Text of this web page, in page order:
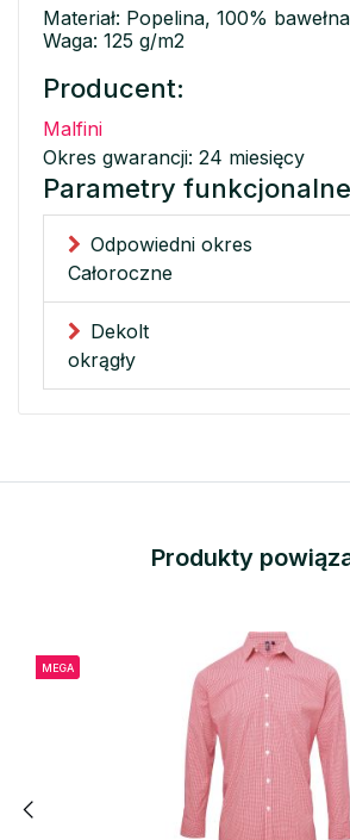
Materiał: Popelina, 100% bawełna
Waga: 125 g/m2
Producent:
Malfini
Okres gwarancji: 24 miesięcy
Parametry funkcjonalne
Odpowiedni okres
Całoroczne
Dekolt
okrągły
Produkty
MEGA